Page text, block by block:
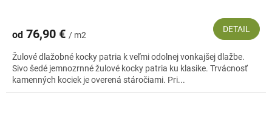
od 76,90 € / m2
DETAIL
Žulové dlažobné kocky patria k veľmi odolnej vonkajšej dlažbe.
Sivo šedé jemnozrnné žulové kocky patria ku klasike. Trvácnosť
kamenných kociek je overená stáročiami. Pri...